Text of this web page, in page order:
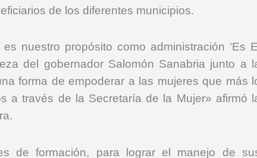
de los diferentes municipios.
nuestro propósito como administración ‘Es
del gobernador Salomón Sanabria junto a
forma de empoderar a las mujeres que más
a través de la Secretaría de la Mujer» afirmó
de formación, para lograr el manejo de